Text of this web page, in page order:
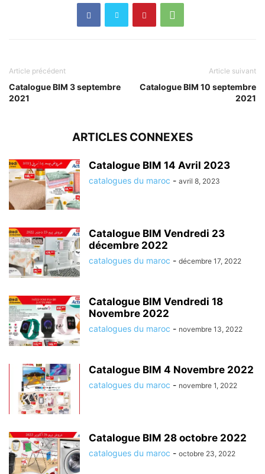
Article précédent
Catalogue BIM 3 septembre
2021
Article suivant
Catalogue BIM 10 septembre
2021
ARTICLES CONNEXES
Catalogue BIM 14 Avril 2023
catalogues du maroc - avril 8, 2023
Catalogue BIM Vendredi 23
décembre 2022
catalogues du maroc - décembre 17, 2022
Catalogue BIM Vendredi 18
Novembre 2022
catalogues du maroc - novembre 13, 2022
Catalogue BIM 4 Novembre 2022
catalogues du maroc - novembre 1, 2022
Catalogue BIM 28 octobre 2022
catalogues du maroc - octobre 23, 2022